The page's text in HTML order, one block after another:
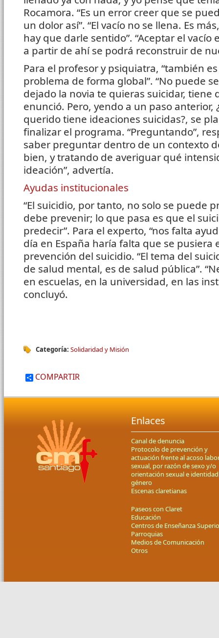
Rocamora. “Es un error creer que se
un dolor así”. “El vacío no se llena. Es
hay que darle sentido”. “Aceptar el vacío
a partir de ahí se podrá reconstruir de
Para el profesor y psiquiatra, “también
problema de forma global”. “No puede
dejado la novia te quieras suicidar, tiene
enunció. Pero, yendo a un paso anterior,
querido tiene ideaciones suicidas?, se
finalizar el programa. “Preguntando”,
saber preguntar dentro de un contexto
bien, y tratando de averiguar qué
ideación”, advertía.
Ayudas institucionales
“El suicidio, por tanto, no solo se puede
debe prevenir; lo que pasa es que el
predecir”. Para el experto, “nos falta
día en España haría falta que se pusiera
prevención del suicidio. “El tema del
de salud mental, es de salud pública”.
en escuelas, en la universidad, en las
concluyó.
Categoría: Solidaridad y Misión
COMPARTIR
Enlaces
Canal de denuncia
Protocolo de prevención y
actuación frente al acoso
sexual, por razón de sexo y/o
orientación sexual e
género
Escenas claretianas
Paseos con Claret
Educación
Centros de Enseñanza
Parroquias
Medios de Comunicación
Otros